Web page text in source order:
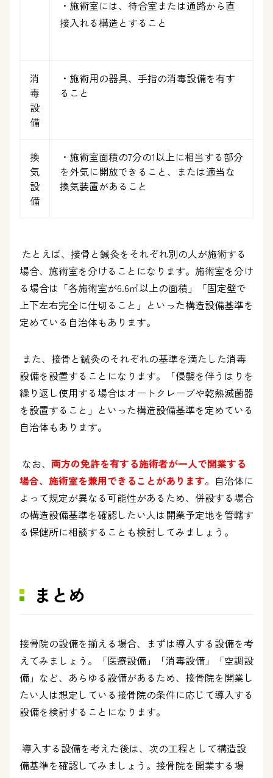
・施術室には、待合室または通路から直
接入れる構造とすること
消
毒
設
備
・施術用の器具、手指の消毒設備を有す
ること
換
気
設
備
・施術室面積の7分の1以上に相当する部分
を外気に開放できること、または適当な
換気装置があること
たとえば、接骨と鍼灸をそれぞれ別の人が施術する
場合、施術室を分けることになります。施術室を分け
る場合は「各施術室が6.6㎡以上の面積」「固定壁で
上下左右完全に仕切ること」といった構造設備基準を
定めている自治体もあります。
また、接骨と鍼灸のそれぞれの基準を満たした消毒
設備を設置することになります。「侵襲を伴うはりを
繰り返し使用する場合はオートクレーブや乾熱滅菌器
を設置すること」といった構造設備基準を定めている
自治体もあります。
なお、 両方の免許を有する施術者が一人で開業する
場合、施術室を兼用できることがあります。 自治体に
よって規定が異なる可能性があるため、併設する場合
の構造設備基準を確認したい人は開業予定地を管轄す
る保健所に相談することも検討してみましょう。
まとめ
接骨院の設備を揃える場合、まずは導入する設備を考
えてみましょう。「医療設備」「消毒設備」「空調設
備」など、あらゆる設備があるため、接骨院を開業し
たい人は想定している接骨院の条件に応じて導入する
設備を検討することになります。
導入する設備を考えた後は、次の工程として構造設
備基準を確認してみましょう。接骨院を開業する場